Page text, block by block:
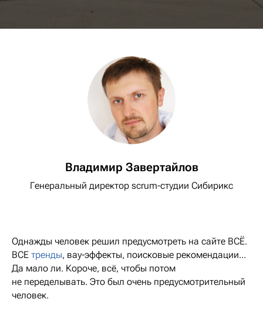
Владимир Завертайлов
Генеральный директор scrum-студии Сибирикс
Однажды человек решил предусмотреть на сайте ВСЁ.
ВСЕ тренды, вау-эффекты, поисковые рекомендации...
Да мало ли. Короче, всё, чтобы потом
не переделывать. Это был очень предусмотрительный
человек.